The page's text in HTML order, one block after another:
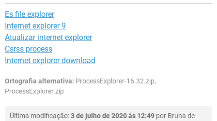
Es file explorer
Internet explorer 9
Atualizar internet explorer
Csrss process
Internet explorer download
Ortografia alternativa: ProcessExplorer-16.32.zip,
ProcessExplorer.zip
Última modificação:3 de julho de 2020 às 12:49 por Bruna de